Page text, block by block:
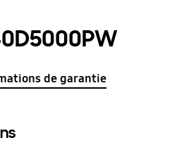
de garantie